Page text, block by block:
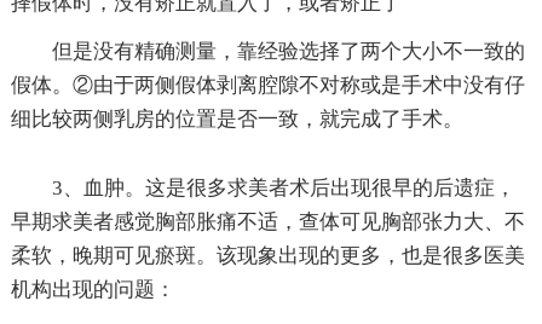
但是没有精确测量，靠经验选择了两个大小不一致的
假体。②由于两侧假体剥离腔隙不对称或是手术中没有仔
细比较两侧乳房的位置是否一致，就完成了手术。
3、血肿。这是很多求美者术后出现很早的后遗症，
早期求美者感觉胸部胀痛不适，查体可见胸部张力大、不
柔软，晚期可见瘀斑。该现象出现的更多，也是很多医美
机构出现的问题：